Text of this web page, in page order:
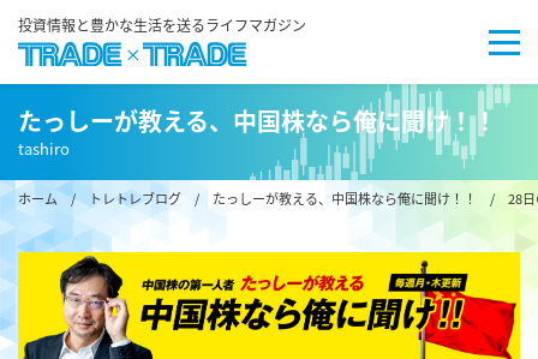
投資情報と豊かな生活を送るライフマガジン
たっしーが教える、中国株なら俺に聞け！！
tashiro
ホーム/ トレトレブログ / たっしーが教える、中国株なら俺に聞け！！ / 28日